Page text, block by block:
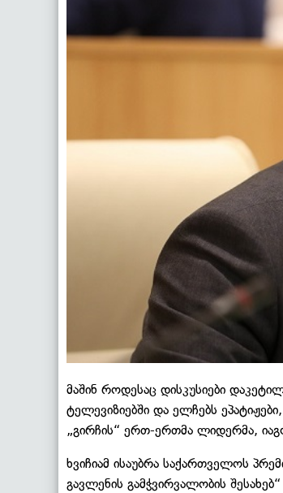
მაშინ როდესაც დისკუსიები
ტელევიზიებში და ელჩებს
„გირჩის“ ერთ-ერთმა ლიდერმა,
ხვიჩიამ ისაუბრა საქართველოს
გავლენის გამჭვირვალობის